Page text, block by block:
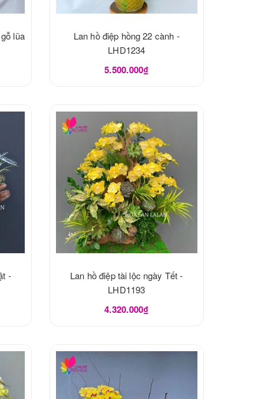
lũa
Lan hồ điệp hồng 22 cành -
LHD1234
5.500.000₫
-
Lan hồ điệp tài lộc ngày Tết -
LHD1193
4.320.000₫